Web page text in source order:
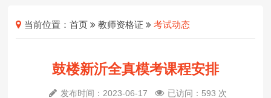
当前位置：首页 教师资格证 考试动态
鼓楼新沂全真模考课程安排
发布时间：2023-06-17 已访问：593 次